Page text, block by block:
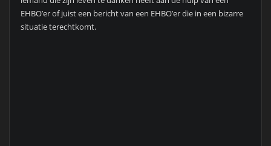
EHBO’er of juist een bericht van een EHBO’er die in een bizarre
situatie terechtkomt.